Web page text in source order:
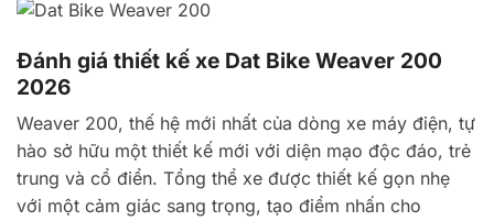
Đánh giá thiết kế xe Dat Bike Weaver 200
2026
Weaver 200, thế hệ mới nhất của dòng xe máy điện, tự
hào sở hữu một thiết kế mới với diện mạo độc đáo, trẻ
trung và cổ điển. Tổng thể xe được thiết kế gọn nhẹ
với một cảm giác sang trọng, tạo điểm nhấn cho